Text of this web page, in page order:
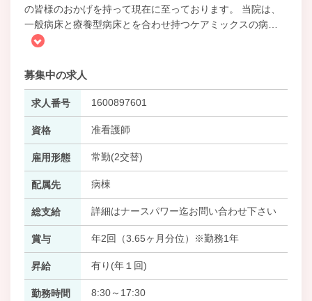
の皆様のおかげを持って現在に至っております。 当院は、
一般病床と療養型病床とを合わせ持つケアミックスの病
募集中の求人
求人番号 1600897601
資格 准看護師
雇用形態 常勤(2交替)
配属先 病棟
総支給 詳細はナースパワー迄お問い合わせ下さい
賞与 年2回（3.65ヶ月分位）※勤務1年
昇給 有り(年１回)
勤務時間
8:30～17:30